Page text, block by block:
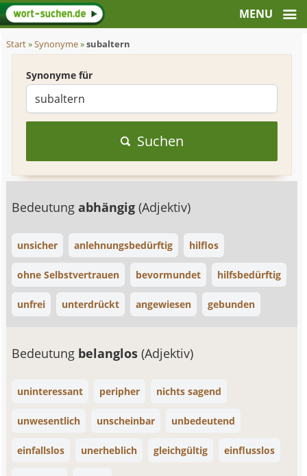
Start»Synonyme»subaltern
Synonyme für
Suchen
Bedeutungabhängig(Adjektiv)
unsicher anlehnungsbedürftig hilflos
ohne Selbstvertrauen bevormundet hilfsbedürftig
unfrei unterdrückt angewiesen gebunden
Bedeutung belanglos(Adjektiv)
uninteressant peripher nichts sagend
unwesentlich unscheinbar unbedeutend
einfallslos unerheblich gleichgültig einflusslos